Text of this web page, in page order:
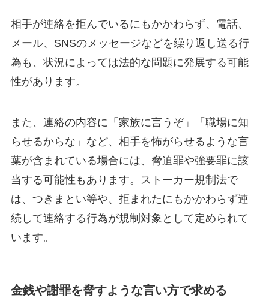
相手が連絡を拒んでいるにもかかわらず、電話、
メール、SNSのメッセージなどを繰り返し送る行
為も、状況によっては法的な問題に発展する可能
性があります。
また、連絡の内容に「家族に言うぞ」「職場に知
らせるからな」など、相手を怖がらせるような言
葉が含まれている場合には、脅迫罪や強要罪に該
当する可能性もあります。ストーカー規制法で
は、つきまとい等や、拒まれたにもかかわらず連
続して連絡する行為が規制対象として定められて
います。
金銭や謝罪を脅すような言い方で求める